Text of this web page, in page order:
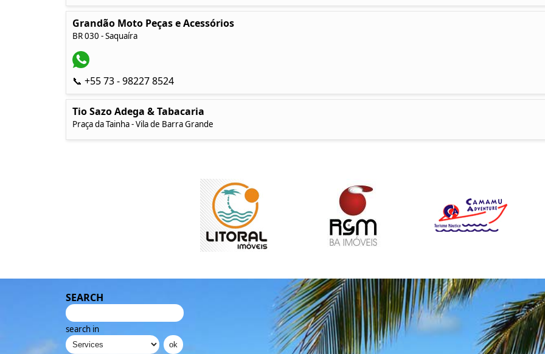
Grandão Moto Peças e Acessórios
BR 030 - Saquaíra
📞 +55 73 - 98227 8524
Tio Sazo Adega & Tabacaria
Praça da Tainha - Vila de Barra Grande
SEARCH
search in